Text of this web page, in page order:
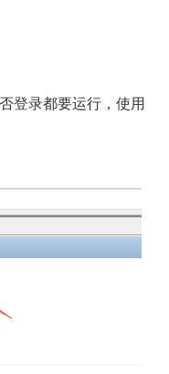
登录都要运行，使用